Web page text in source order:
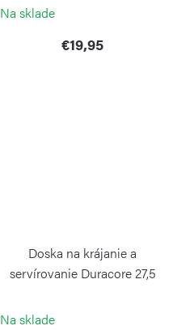
Na sklade
€19,95
Doska na krájanie a
servírovanie Duracore 27,5
CONTINENTA
Na sklade